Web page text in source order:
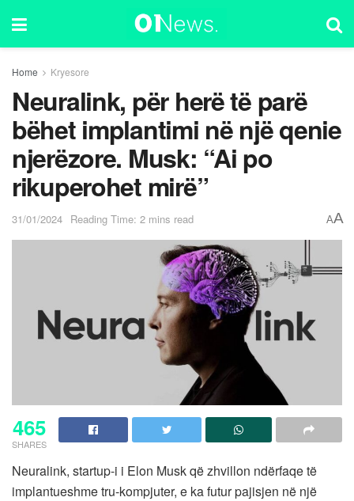
Home Kryesore
Neuralink, për herë të parë
bëhet implantimi në një qenie
njerëzore. Musk: “Ai po
rikuperohet mirë”
31/01/2024 Reading Time: 2 mins read AA
465
SHARES
Neuralink, startup-i i Elon Musk që zhvillon ndërfaqe të
implantueshme tru-kompjuter, e ka futur pajisjen në një